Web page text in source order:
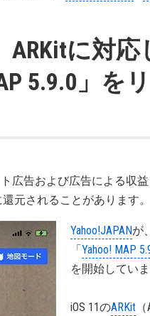
ARKitに対
5.9.0」を
広告および広告による収
元されることがあります。
Yahoo!JAPANが
「Yahoo! MAP
を開始していま
iOS 11のARKit